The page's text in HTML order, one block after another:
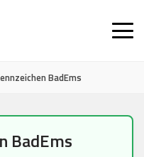
BadEms
BadEms